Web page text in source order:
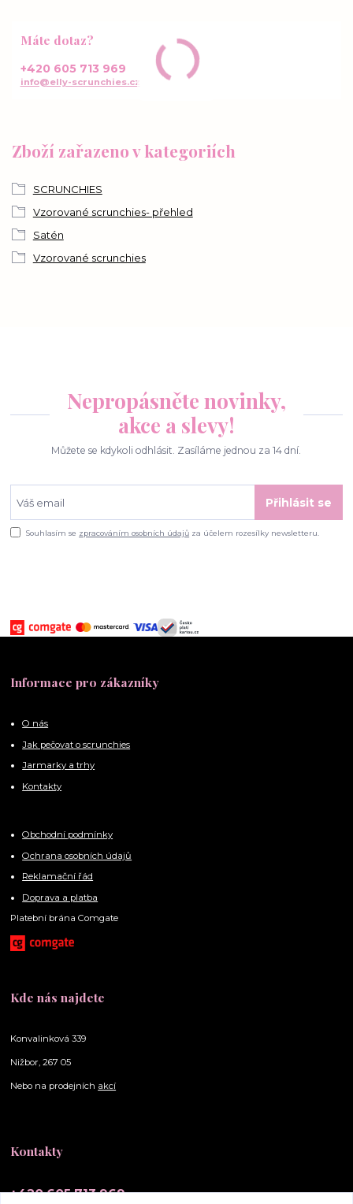
Zboží zařazeno v kategoriích
SCRUNCHIES
Vzorované scrunchies- přehled
Satén
Vzorované scrunchies
Máte dotaz?
+420 605 713 969
info@elly-scrunchies.cz
Nepropásněte novinky,
akce a slevy!
Můžete se kdykoli odhlásit. Zasíláme jednou za 14 dní.
Přihlásit se
Souhlasím se zpracováním osobních údajů za účelem rozesílky newsletteru.
Informace pro zákazníky
O nás
Jak pečovat o scrunchies
Jarmarky a trhy
Kontakty
Obchodní podmínky
Ochrana osobních údajů
Reklamační řád
Doprava a platba
Platební brána Comgate
Kde nás najdete
Konvalinková 339
Nižbor, 267 05
Nebo na prodejních akcí
Kontakty
+420 605 713 969